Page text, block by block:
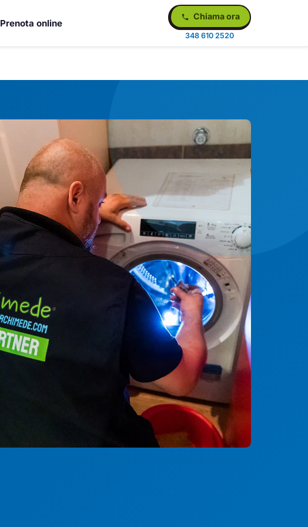
Prenota online
Chiama ora
348 610 2520